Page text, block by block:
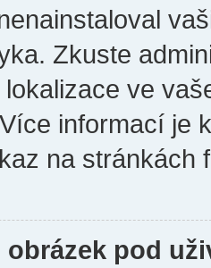
Zkuste
ve
informací je
na stránkách
pod